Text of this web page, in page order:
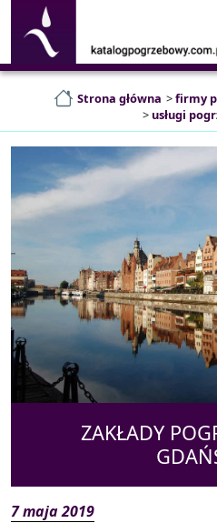
Strona główna >firmy
> usługi
ZAKŁADY
7 maja 2019